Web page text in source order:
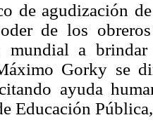
de agudización
de los
mundial a
Gorky se
ayuda
Educación